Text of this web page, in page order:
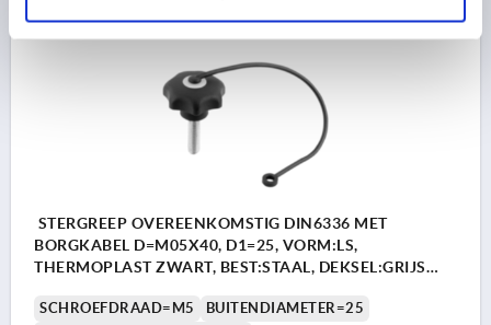
STERGREEP OVEREENKOMSTIG DIN6336 MET
BORGKABEL D=M05X40, D1=25, VORM:LS,
THERMOPLAST ZWART, BEST:STAAL, DEKSEL:GRIJS
SCHROEFDRAAD=M5
BUITENDIAMETER=25